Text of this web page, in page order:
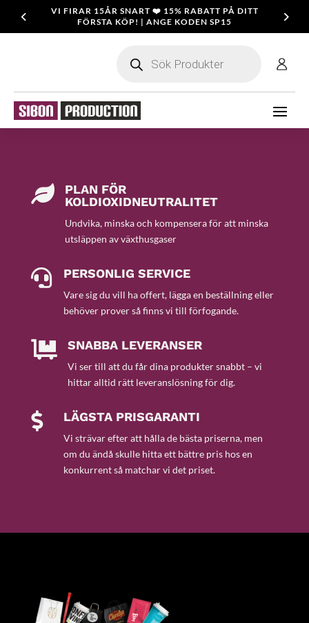
VI FIRAR 15ÅR SNART ❤️ 15% RABATT PÅ DITT
FÖRSTA KÖP! | ANGE KODEN SP15
search

PLAN FÖR
KOLDIOXIDNEUTRALITET
Undvika, minska och kompensera för att minska
utsläppen av växthusgaser
 PERSONLIG SERVICE
Vare sig du vill ha offert, lägga en beställning eller
behöver prover så finns vi till förfogande.
 SNABBA LEVERANSER
Vi ser till att du får dina produkter snabbt – vi
hittar alltid rätt leveranslösning för dig.
 LÄGSTA PRISGARANTI
Vi strävar efter att hålla de bästa priserna, men
om du ändå skulle hitta ett bättre pris hos en
konkurrent så matchar vi det priset.